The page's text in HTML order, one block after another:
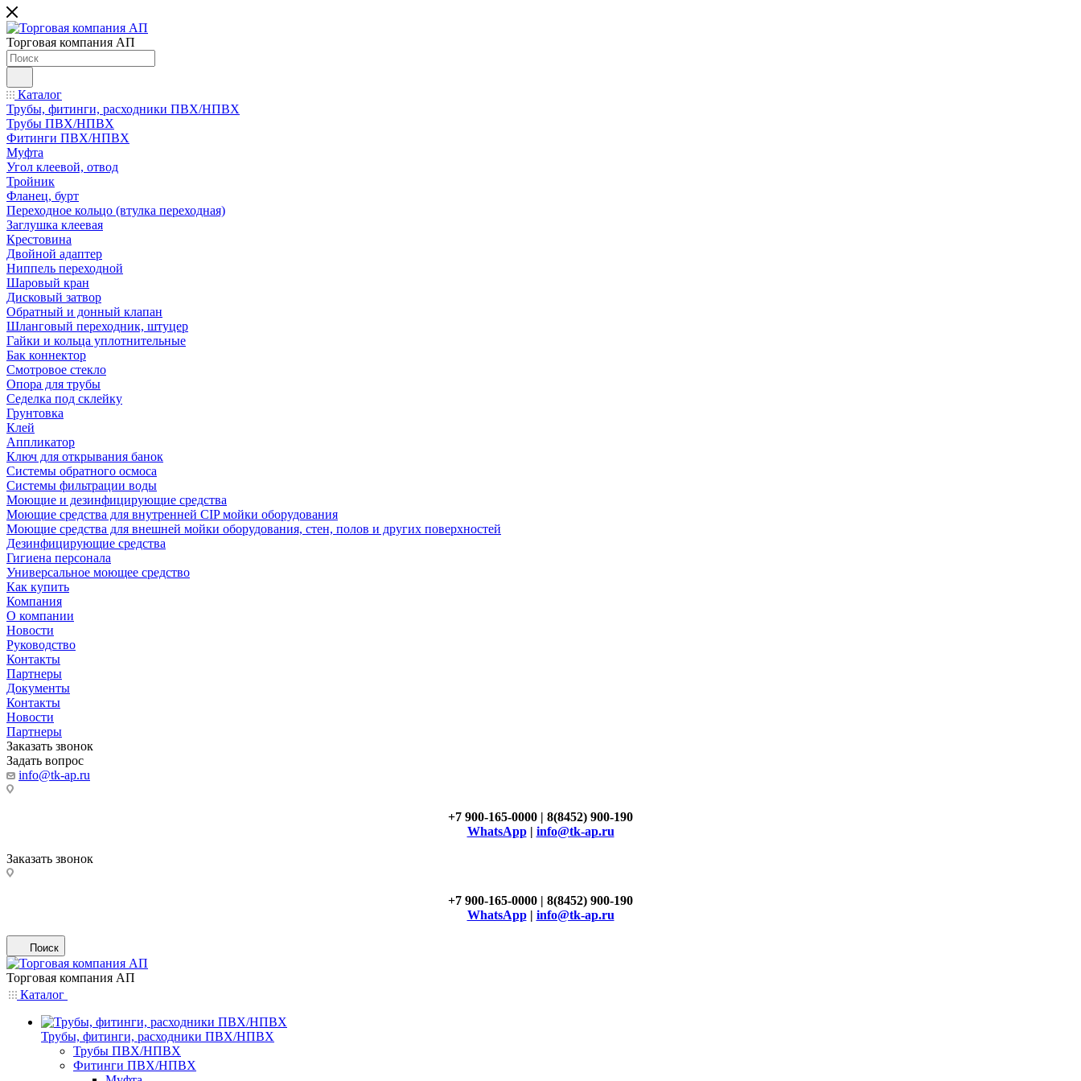
Торговая компания АП
Каталог
Трубы, фитинги, расходники ПВХ/НПВХ
Трубы ПВХ/НПВХ
Фитинги ПВХ/НПВХ
Муфта
Угол клеевой, отвод
Тройник
Фланец, бурт
Переходное кольцо (втулка переходная)
Заглушка клеевая
Крестовина
Двойной адаптер
Ниппель переходной
Шаровый кран
Дисковый затвор
Обратный и донный клапан
Шланговый переходник, штуцер
Гайки и кольца уплотнительные
Бак коннектор
Смотровое стекло
Опора для трубы
Седелка под склейку
Грунтовка
Клей
Аппликатор
Ключ для открывания банок
Системы обратного осмоса
Системы фильтрации воды
Моющие и дезинфицирующие средства
Моющие средства для внутренней CIP мойки оборудования
Моющие средства для внешней мойки оборудования, стен, полов и других поверхностей
Дезинфицирующие средства
Гигиена персонала
Универсальное моющее средство
Как купить
Компания
О компании
Новости
Руководство
Контакты
Партнеры
Документы
Контакты
Новости
Партнеры
Заказать звонок
Задать вопрос
info@tk-ap.ru
+7 900-165-0000 | 8(8452) 900-190
WhatsApp| info@tk-ap.ru
Заказать звонок
+7 900-165-0000 | 8(8452) 900-190
WhatsApp| info@tk-ap.ru
Поиск
Торговая компания АП
Каталог
Трубы, фитинги, расходники ПВХ/НПВХ
Трубы ПВХ/НПВХ
Фитинги ПВХ/НПВХ